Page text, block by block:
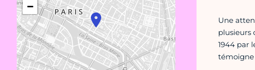
−
Une
plusieurs
1944 par
témoigne